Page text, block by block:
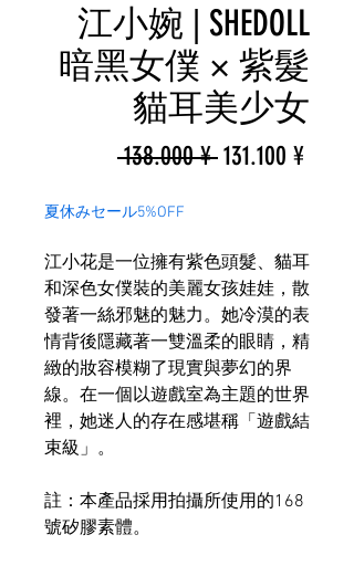
江小婉 | SHEDOLL
暗黑女僕 × 紫髮
貓耳美少女
138.000 ¥ 一
格
131.100 ¥促
格
夏休みセール5%OFF
江小花是一位擁有紫色頭髮、貓耳
和深色女僕裝的美麗女孩娃娃，散
發著一絲邪魅的魅力。她冷漠的表
情背後隱藏著一雙溫柔的眼睛，精
緻的妝容模糊了現實與夢幻的界
線。在一個以遊戲室為主題的世界
裡，她迷人的存在感堪稱「遊戲結
束級」。
註：本產品採用拍攝所使用的168
號矽膠素體。